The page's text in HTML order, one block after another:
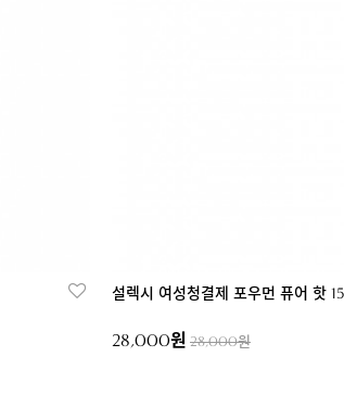
설렉시 여성청결제 포우먼 퓨어 핫
28,000원 28,000원